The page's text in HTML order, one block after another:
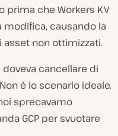
prima che Workers KV
causando la
non ottimizzati.
cancellare di
è lo scenario ideale.
sprecavamo
GCP per svuotare